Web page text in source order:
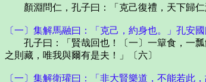
顏淵問仁，孔子曰：「克己復禮，天下歸仁
〔一〕集解馬融曰：「克己，約身也。」孔安
孔子曰：「賢哉回也！〔一〕一簞食，一瓢
之則藏，唯我與爾有是夫！」〔六〕
〔一〕集解衛瓘曰：「非大賢樂道，不能若此